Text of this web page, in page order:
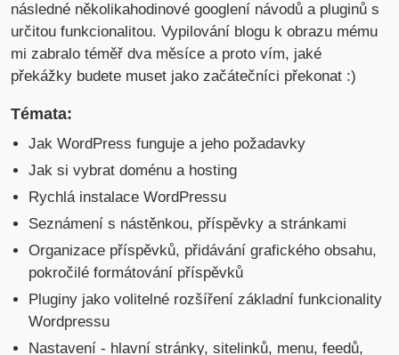
následné několikahodinové googlení návodů a pluginů s
určitou funkcionalitou. Vypilování blogu k obrazu mému
mi zabralo téměř dva měsíce a proto vím, jaké
překážky budete muset jako začátečníci překonat :)
Témata:
Jak WordPress funguje a jeho požadavky
Jak si vybrat doménu a hosting
Rychlá instalace WordPressu
Seznámení s nástěnkou, příspěvky a stránkami
Organizace příspěvků, přidávání grafického obsahu,
pokročilé formátování příspěvků
Pluginy jako volitelné rozšíření základní funkcionality
Wordpressu
Nastavení - hlavní stránky, sitelinků, menu, feedů,